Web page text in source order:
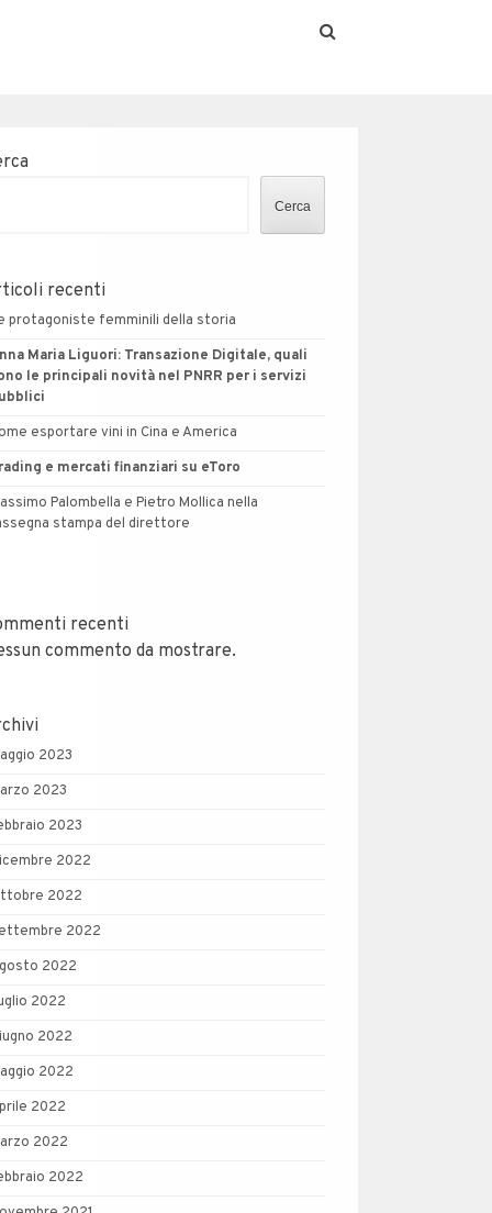
Cerca
recenti
protagoniste femminili della storia
Maria Liguori: Transazione Digitale, quali
le principali novità nel PNRR per i servizi
esportare vini in Cina e America
e mercati finanziari su eToro
Palombella e Pietro Mollica nella
stampa del direttore
recenti
commento da mostrare.
2023
2023
2023
2022
2022
2022
2022
2022
2022
2022
2022
2022
2022